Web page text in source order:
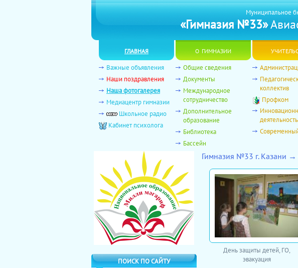
Муниципальное
«Гимназия №33»
главная о гимназии
Важные объявления
Наши поздравления
Наша фотогалерея
Медиацентр гимназии
Школьное радио
Кабинет психолога
Общие сведения
Документы
Международное
сотрудничество
Дополнительное
образование
Библиотека
Бассейн
коллектив
Профком
деятельность
ПОИСК ПО САЙТУ
Гимназия №33 г. Казани
День защиты детей, ГО,
эвакуация